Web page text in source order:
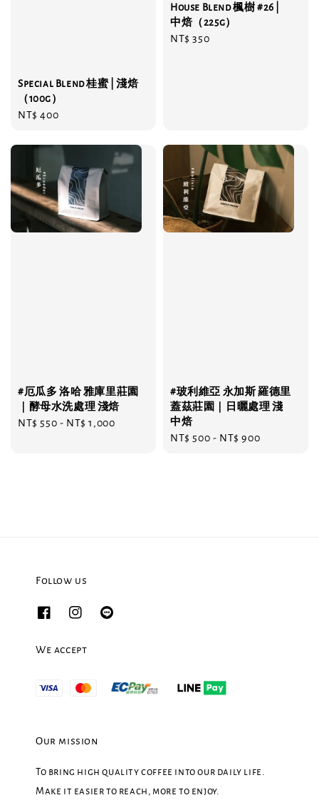
Special Blend 桂蜜 | 淺焙
（100g）
Regular
NT$ 400
House Blend 楓樹 #26 |
中焙（225g）
Regular
NT$ 350
#厄瓜多 洛哈 雅庫里莊園
｜酵母水洗處理 淺焙
Regular
NT$ 550 - NT$ 1,000
#玻利維亞 永加斯 羅德里
蓋茲莊園｜日曬處理 淺
中焙
Regular
NT$ 500 - NT$ 900
Follow us
We accept
Our mission
To bring high quality coffee into our daily life.
Make it easier to reach, more to enjoy.